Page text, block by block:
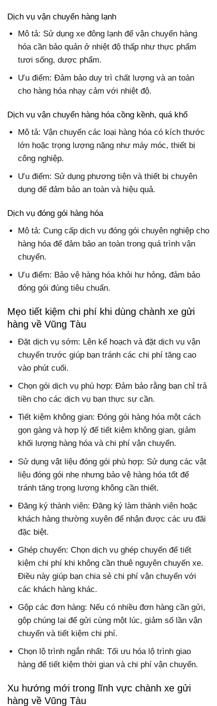
Dịch vụ vận chuyển hàng lạnh
Mô tả: Sử dụng xe đông lạnh để vận chuyển hàng
hóa cần bảo quản ở nhiệt độ thấp như thực phẩm
tươi sống, dược phẩm.
Ưu điểm: Đảm bảo duy trì chất lượng và an toàn
cho hàng hóa nhạy cảm với nhiệt độ.
Dịch vụ vận chuyển hàng hóa cồng kềnh, quá khổ
Mô tả: Vận chuyển các loại hàng hóa có kích thước
lớn hoặc trọng lượng nặng như máy móc, thiết bị
công nghiệp.
Ưu điểm: Sử dụng phương tiện và thiết bị chuyên
dụng để đảm bảo an toàn và hiệu quả.
Dịch vụ đóng gói hàng hóa
Mô tả: Cung cấp dịch vụ đóng gói chuyên nghiệp cho
hàng hóa để đảm bảo an toàn trong quá trình vận
chuyển.
Ưu điểm: Bảo vệ hàng hóa khỏi hư hỏng, đảm bảo
đóng gói đúng tiêu chuẩn.
Mẹo tiết kiệm chi phí khi dùng chành xe gửi
hàng về Vũng Tàu
Đặt dịch vụ sớm: Lên kế hoạch và đặt dịch vụ vận
chuyển trước giúp bạn tránh các chi phí tăng cao
vào phút cuối.
Chọn gói dịch vụ phù hợp: Đảm bảo rằng bạn chỉ trả
tiền cho các dịch vụ bạn thực sự cần.
Tiết kiệm không gian: Đóng gói hàng hóa một cách
gọn gàng và hợp lý để tiết kiệm không gian, giảm
khối lượng hàng hóa và chi phí vận chuyển.
Sử dụng vật liệu đóng gói phù hợp: Sử dụng các vật
liệu đóng gói nhẹ nhưng bảo vệ hàng hóa tốt để
tránh tăng trọng lượng không cần thiết.
Đăng ký thành viên: Đăng ký làm thành viên hoặc
khách hàng thường xuyên để nhận được các ưu đãi
đặc biệt.
Ghép chuyến: Chọn dịch vụ ghép chuyến để tiết
kiệm chi phí khi không cần thuê nguyên chuyến xe.
Điều này giúp bạn chia sẻ chi phí vận chuyển với
các khách hàng khác.
Gộp các đơn hàng: Nếu có nhiều đơn hàng cần gửi,
gộp chúng lại để gửi cùng một lúc, giảm số lần vận
chuyển và tiết kiệm chi phí.
Chọn lộ trình ngắn nhất: Tối ưu hóa lộ trình giao
hàng để tiết kiệm thời gian và chi phí vận chuyển.
Xu hướng mới trong lĩnh vực chành xe gửi
hàng về Vũng Tàu